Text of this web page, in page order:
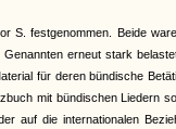
S. festgenommen. Beide
erneut stark
für deren bündische
mit bündischen Liedern
auf die internationalen